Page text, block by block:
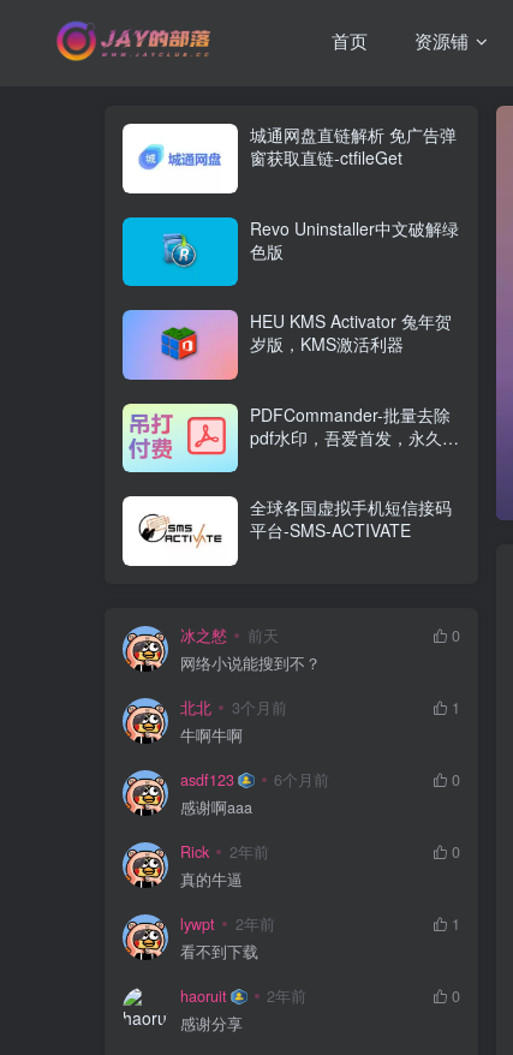
首页 资源铺
城通网盘直链解析 免广告弹
窗获取直链-ctfileGet
Revo Uninstaller中文破解绿
色版
HEU KMS Activator 兔年贺
岁版，KMS激活利器
PDFCommander-批量去除
pdf水印，吾爱首发，永久免
全球各国虚拟手机短信接码
平台-SMS-ACTIVATE
冰之憖 前天
0
网络小说能搜到不？
北北 3个月前
1
牛啊牛啊
asdf123 6个月前
0
感谢啊aaa
Rick 2年前
0
真的牛逼
lywpt 2年前
1
看不到下载
haoruit 2年前
0
感谢分享